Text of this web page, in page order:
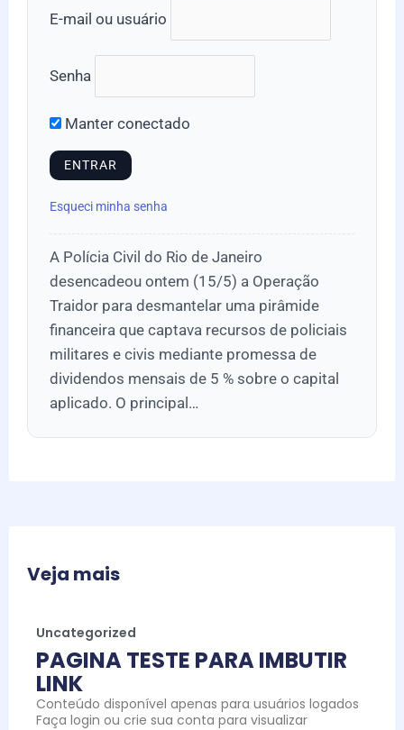
E-mail ou usuário
Senha
Manter conectado
Esqueci minha senha
A Polícia Civil do Rio de Janeiro
desencadeou ontem (15/5) a Operação
Traidor para desmantelar uma pirâmide
financeira que captava recursos de policiais
militares e civis mediante promessa de
dividendos mensais de 5 % sobre o capital
aplicado. O principal…
Veja mais
Uncategorized
PAGINA TESTE PARA IMBUTIR
LINK
Conteúdo disponível apenas para usuários logados
Faça login ou crie sua conta para visualizar